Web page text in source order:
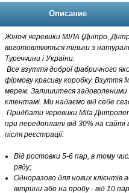
Описание
Жіночі черевики МІЛА (Дніпро,
виготовляються тільки з
Туреччини і України.
Все взуття доброї фабричного
фірмову красиву коробку. Взуття
мереж. Залишитеся задоволеними
кліентамі. Ми надаємо від себе
Придбати черевики Mila
при передоплаті від 30% на
після реєстрації:
Від ростовки 5-6 пар, в тому
ряду;
Одноразово для нових клієнтів
вітрини або на пробу - від 10